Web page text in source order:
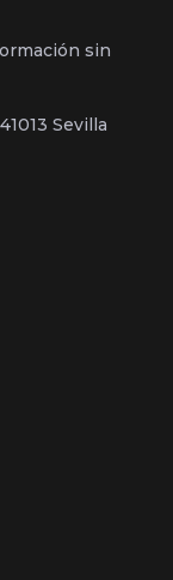
sin
Sevilla